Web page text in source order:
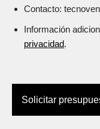
Contacto:tecnoven
Información
privacidad.